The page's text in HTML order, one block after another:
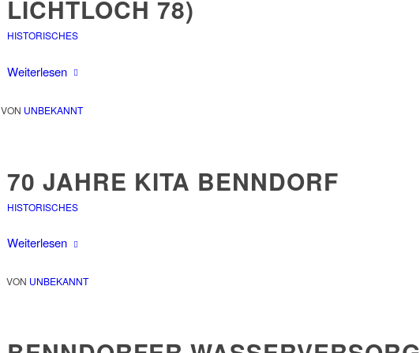
LICHTLOCH 78)
HISTORISCHES
Weiterlesen
VON UNBEKANNT
70 JAHRE KITA BENNDORF
HISTORISCHES
Weiterlesen
VON UNBEKANNT